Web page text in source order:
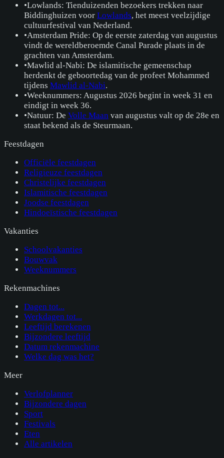
•Lowlands: Tienduizenden bezoekers trekken naar
Biddinghuizen voor Lowlands, het meest veelzijdige
cultuurfestival van Nederland.
•Amsterdam Pride: Op de eerste zaterdag van augustus
vindt de wereldberoemde Canal Parade plaats in de
grachten van Amsterdam.
•Mawlid al-Nabi: De islamitische gemeenschap
herdenkt de geboortedag van de profeet Mohammed
tijdens Mawlid al-Nabi.
•Weeknummers: Augustus 2026 begint in week 31 en
eindigt in week 36.
•Natuur: De Volle Maan van augustus valt op de 28e en
staat bekend als de Steurmaan.
Feestdagen
Officiële feestdagen
Religieuze feestdagen
Christelijke feestdagen
Islamitische feestdagen
Joodse feestdagen
Hindoeïstische feestdagen
Vakanties
Schoolvakanties
Bouwvak
Weeknummers
Rekenmachines
Dagen tot...
Werkdagen tot...
Leeftijd berekenen
Bijzondere leeftijd
Datum rekenmachine
Welke dag was het?
Meer
Verlofplanner
Bijzondere dagen
Sport
Festivals
Eten
Alle artikelen